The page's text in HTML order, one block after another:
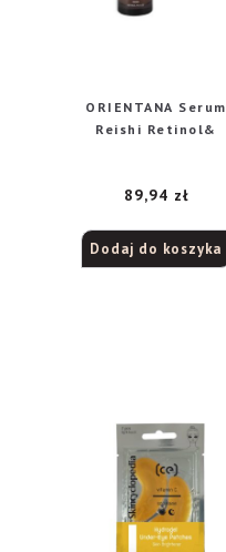
ORIENTANA Serum
Reishi Retinol&
89,94 zł
Dodaj do koszyka